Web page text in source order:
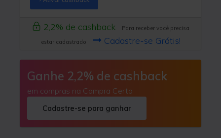
2,2% de cashback
Para receber você precisa
estar cadastrado
Cadastre-se Grátis!
Ganhe 2,2% de cashback
em compras na Compra Certa
Cadastre-se para ganhar